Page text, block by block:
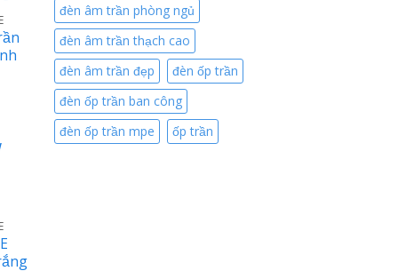
₫.
đèn âm trần phòng ngủ
đèn âm trần thạch cao
đèn âm trần đẹp
đèn ốp trần
đèn ốp trần ban công
đèn ốp trần mpe
ốp trần